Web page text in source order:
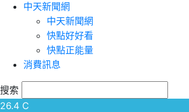
中天新聞網
中天新聞網
快點好好看
快點正能量
消費訊息
搜索
26.4 C